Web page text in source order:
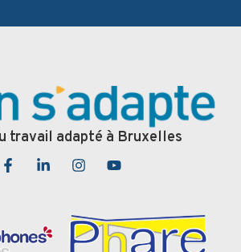
travail adapté à Bruxelles